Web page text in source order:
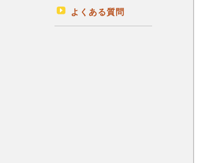
よくある質問